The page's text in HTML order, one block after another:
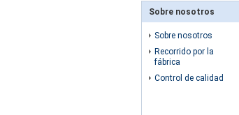
Sobre nosotros
Sobre nosotros
Recorrido por la
fábrica
Control de calidad